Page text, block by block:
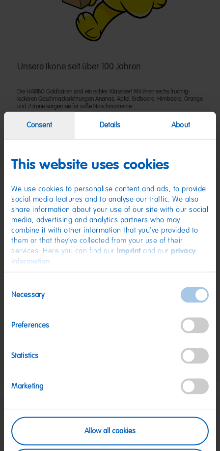
Consent Details About
This website uses cookies
We use cookies to personalise content and ads, to provide
social media features and to analyse our traffic. We also
share information about your use of our site with our social
media, advertising and analytics partners who may
combine it with other information that you’ve provided to
them or that they’ve collected from your use of their
services. Here you can find our imprintand our privacy
information
Selection
Necessary
Preferences
Statistics
Marketing
Allow all cookies
Unsere Ikone seit über 100 Jahren
Die HARIBO Goldbären sind ein echter Klassiker! Mit ihren sechs fruchtig-
leckeren Geschmacksrichtungen Ananas, Apfel, Erdbeere, Himbeere, Orange
und Zitrone sorgen sie für süße Naschmomente.
Zitrone, Ananas; Säuerungsmittel: Citronensäure; Sonnenblumenöl;
Passionsfrucht; Aroma; Holunderbeerextrakt; Überzugsmittel:
Bienenwachs weiß und gelb. Kann Spuren von MILCH, WEIZEN enthalten.
Nährwerte
Nährwerte pro 100 g
1459 kJ/343 kcal
Fett:
Kohlenhydrate:
Eiweiß:
SICHERE ZAHLUNG
Rechnung, Visa, Mastercard